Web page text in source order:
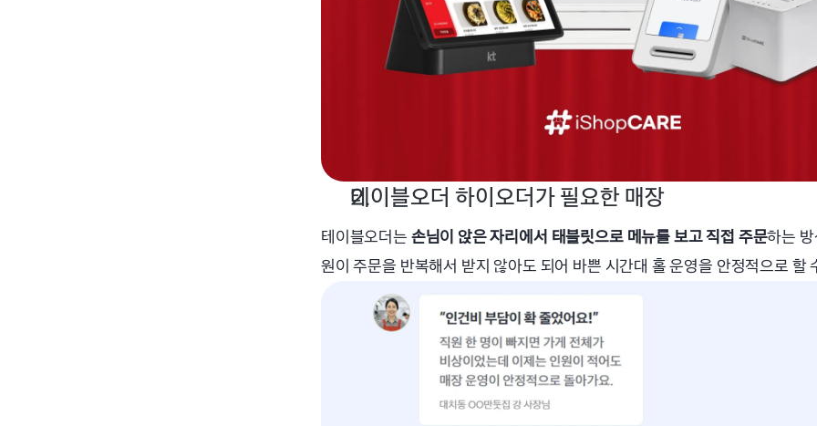
테이블오더 하이오더가 필요한 매장
테이블오더는 손님이 앉은 자리에서 태블릿으로 메뉴를 보고 직접 주문하는
원이 주문을 반복해서 받지 않아도 되어 바쁜 시간대 홀 운영을 안정적으로 할